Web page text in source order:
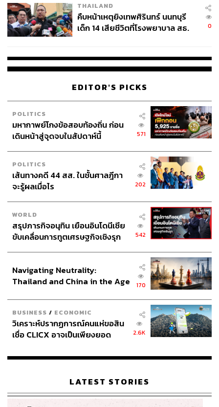
THAILAND
คืบหน้าเหตุยิงเทพศิรินทร์ นนทบุรี
เด็ก 14 เสียชีวิตที่โรงพยาบาล สธ.
0
EDITOR'S PICKS
POLITICS
มหากาพย์โกงข้อสอบท้องถิ่น ก่อน
เดินหน้าสู่จุดจบในสัปดาห์นี้
571
POLITICS
เส้นทางคดี 44 สส. ในชั้นศาลฎีกา
จะรู้ผลเมื่อไร
202
WORLD
สรุปภารกิจอนุทิน เยือนอินโดนีเซีย
ขับเคลื่อนการทูตเศรษฐกิจเชิงรุก
542
Navigating Neutrality:
Thailand and China in the Age
170
BUSINESS / ECONOMIC
วิเคราะห์ปรากฏการณ์คนแห่ขอสิน
เชื่อ CLICX อาจเป็นเพียงยอด
เรือนไทยที่ถูกซุกไว้
2.6K
LATEST STORIES